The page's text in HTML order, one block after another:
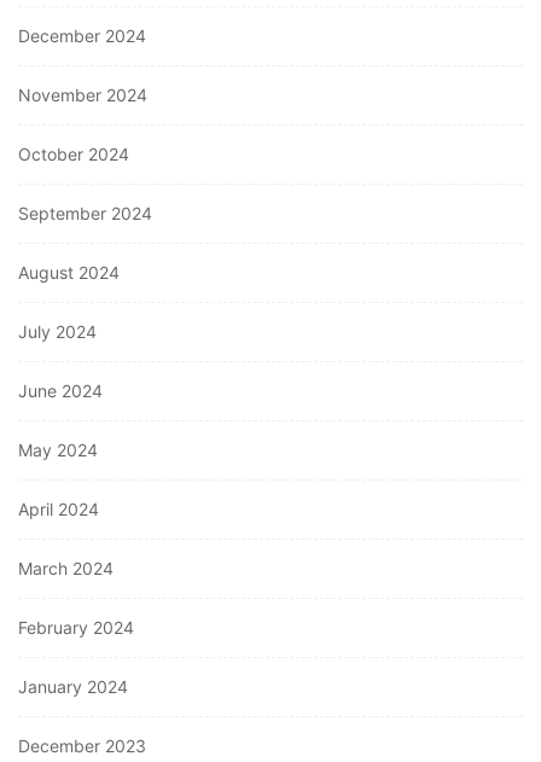
December 2024
November 2024
October 2024
September 2024
August 2024
July 2024
June 2024
May 2024
April 2024
March 2024
February 2024
January 2024
December 2023